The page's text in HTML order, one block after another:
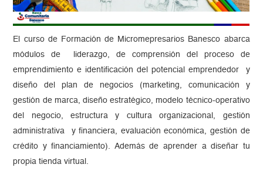
El curso de Formación de Micromepresarios Banesco abarca
módulos de liderazgo, de comprensión del proceso de
emprendimiento e identificación del potencial emprendedor y
diseño del plan de negocios (marketing, comunicación y
gestión de marca, diseño estratégico, modelo técnico-operativo
del negocio, estructura y cultura organizacional, gestión
administrativa y financiera, evaluación económica, gestión de
crédito y financiamiento). Además de aprender a diseñar tu
propia tienda virtual.